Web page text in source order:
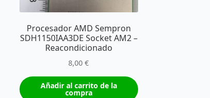
Procesador AMD Sempron
SDH1150IAA3DE Socket AM2 –
Reacondicionado
8,00€
Añadir al carrito de la
compra